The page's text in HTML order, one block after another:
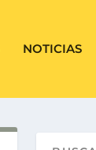
NOTICIAS